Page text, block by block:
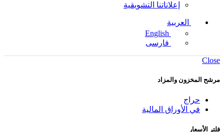
إعلاناتنا التشويقية
العربية
English
فارسی
Close
مرشح المخزون والمزاد
حراج
في الأوراق المالية
فلتر الأسعار